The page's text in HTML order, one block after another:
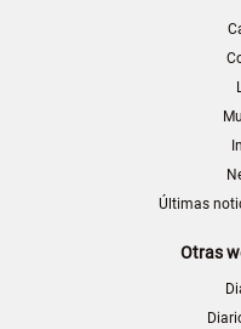
Últimas
Otras